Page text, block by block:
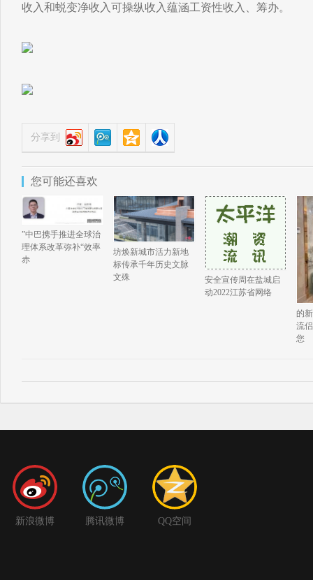
收入和蜕变净收入可操纵收入蕴涵工资性收入、筹办。
分享到
您可能还喜欢
”中巴携手推进全球治
理体系改革弥补“效率
赤
坊焕新城市活力新地
标传承千年历史文脉
文殊
安全宣传周在盐城启
动2022江苏省网络
的
流
您
新浪微博 腾讯微博 QQ空间